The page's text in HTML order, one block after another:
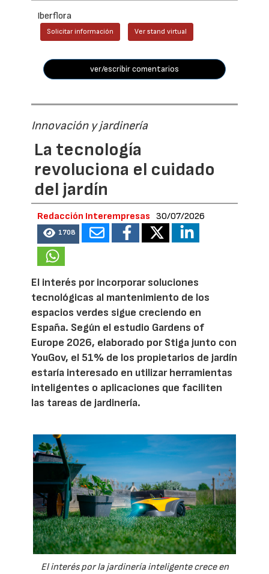
Iberflora
Solicitar información Ver stand virtual
ver/escribir comentarios
Innovación y jardinería
La tecnología
revoluciona el cuidado
del jardín
Redacción Interempresas 30/07/2026
1708
El interés por incorporar soluciones
tecnológicas al mantenimiento de los
espacios verdes sigue creciendo en
España. Según el estudio Gardens of
Europe 2026, elaborado por Stiga junto con
YouGov, el 51% de los propietarios de jardín
estaría interesado en utilizar herramientas
inteligentes o aplicaciones que faciliten
las tareas de jardinería.
El interés por la jardinería inteligente crece en